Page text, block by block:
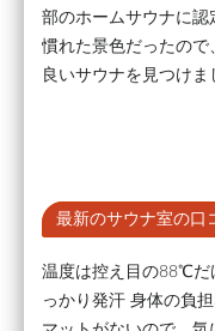
部のホームサウナに認
慣れた景色だったので
良いサウナを見つけま
最新のサウナ室の口
温度は控え目の88℃だ
っかり発汗 身体の負